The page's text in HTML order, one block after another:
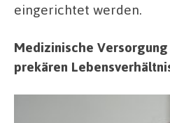
eingerichtet werden.
Medizinische
prekären